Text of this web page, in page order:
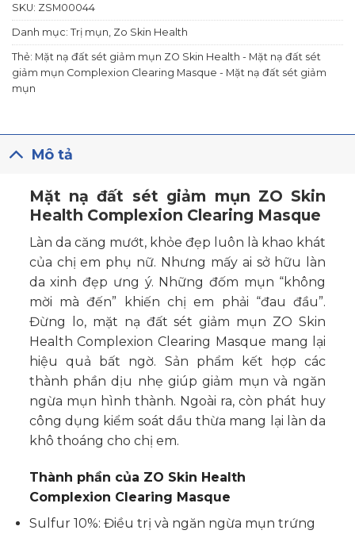
SKU: ZSM00044
Danh mục: Trị mụn Zo Skin Health
Thẻ: Mặt nạ đất sét giảm mụn ZO Skin Health - Mặt nạ đất sét
giảm mụn Complexion Clearing Masque - Mặt nạ đất sét giảm
mụn
Mô tả
Mặt nạ đất sét giảm mụn ZO Skin
Health Complexion Clearing Masque
Làn da căng mướt, khỏe đẹp luôn là khao khát
của chị em phụ nữ. Nhưng mấy ai sở hữu làn
da xinh đẹp ưng ý. Những đốm mụn “không
mời mà đến” khiến chị em phải “đau đầu”.
Đừng lo, mặt nạ đất sét giảm mụn ZO Skin
Health Complexion Clearing Masque mang lại
hiệu quả bất ngờ. Sản phẩm kết hợp các
thành phần dịu nhẹ giúp giảm mụn và ngăn
ngừa mụn hình thành. Ngoài ra, còn phát huy
công dụng kiểm soát dầu thừa mang lại làn da
khô thoáng cho chị em.
Thành phần của ZO Skin Health
Complexion Clearing Masque
Sulfur 10%: Điều trị và ngăn ngừa mụn trứng